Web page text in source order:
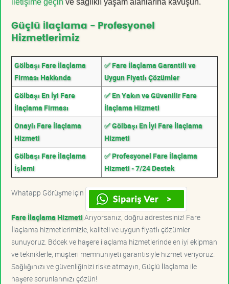
Güçlü İlaçlama - Profesyonel
Hizmetlerimiz
Gölbaşı Fare İlaçlama
Firması Hakkında
✅ Fare İlaçlama Garantili ve
Uygun Fiyatlı Çözümler
Gölbaşı En İyi Fare
İlaçlama Firması
✅ En Yakın ve Güvenilir Fare
İlaçlama Hizmeti
Onaylı Fare İlaçlama
Hizmeti
✅ Gölbaşı En İyi Fare İlaçlama
Hizmeti
Gölbaşı Fare İlaçlama
İşlemi
✅ Profesyonel Fare İlaçlama
Hizmeti - 7/24 Destek
Whatapp Görüşme için
Fare İlaçlama HizmetiArıyorsanız, doğru adrestesiniz! Fare
İlaçlama hizmetlerimizle, kaliteli ve uygun fiyatlı çözümler
sunuyoruz. Böcek ve haşere ilaçlama hizmetlerinde en iyi ekipman
ve tekniklerle, müşteri memnuniyeti garantisiyle hizmet veriyoruz.
Sağlığınızı ve güvenliğinizi riske atmayın, Güçlü İlaçlama ile
haşere sorunlarınızı çözün!